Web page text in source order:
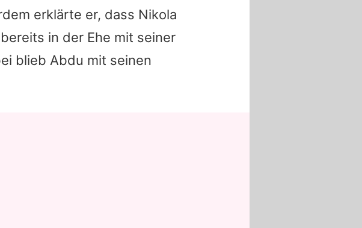
erklärte er, dass Nikola
in der Ehe mit seiner
blieb Abdu mit seinen